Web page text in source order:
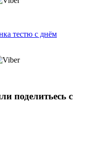
поделитьесь с